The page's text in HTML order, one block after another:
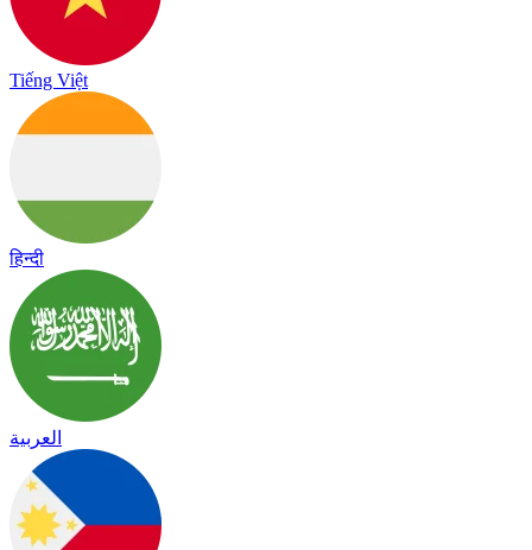
Tiếng Việt
हिन्दी
العربية